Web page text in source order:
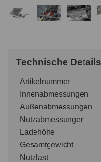
Technische Details
Artikelnummer
Innenabmessungen
Außenabmessungen
Nutzabmessungen
Ladehöhe
Gesamtgewicht
Nutzlast